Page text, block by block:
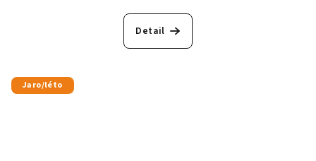
hodnocení
produktu
Detail
Jaro/léto